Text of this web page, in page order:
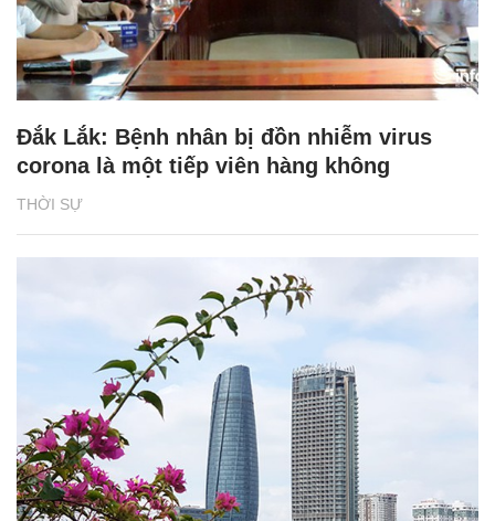
THỜI SỰ
Đắk Lắk: Bệnh nhân bị đồn nhiễm virus
corona là một tiếp viên hàng không